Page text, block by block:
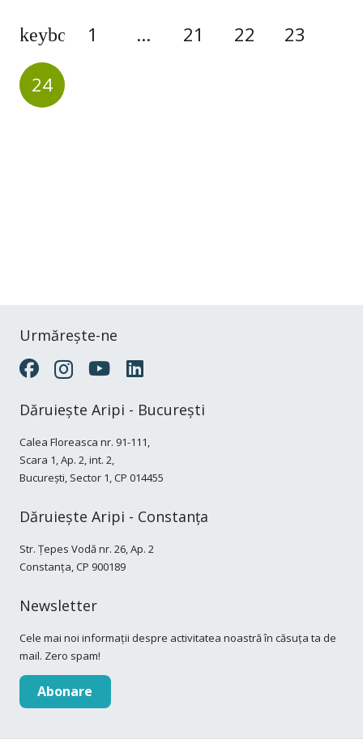
1 … 21 22 23
24
Urmărește-ne
Dăruiește Aripi - București
Calea Floreasca nr. 91-111,
Scara 1, Ap. 2, int. 2,
București, Sector 1, CP 014455
Dăruiește Aripi - Constanța
Str. Țepes Vodă nr. 26, Ap. 2
Constanța, CP 900189
Newsletter
Cele mai noi informații despre activitatea noastră în căsuța ta de
mail. Zero spam!
Abonare